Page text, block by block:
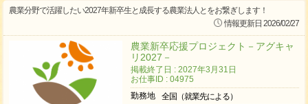
農業分野で活躍したい2027年新卒生と成長する農業法人とをお繋ぎします！
情報更新日 2026/02/27
農業新卒応援プロジェクト－アグキャ
リ2027－
掲載終了日 : 2027年3月31日
お仕事ID : 04975
勤務地
全国（就業先による）